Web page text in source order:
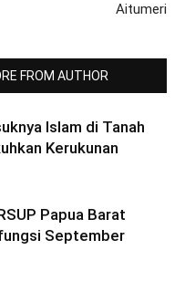
Aitumeri
FROM AUTHOR
Islam di Tanah
Kerukunan
Papua Barat
September